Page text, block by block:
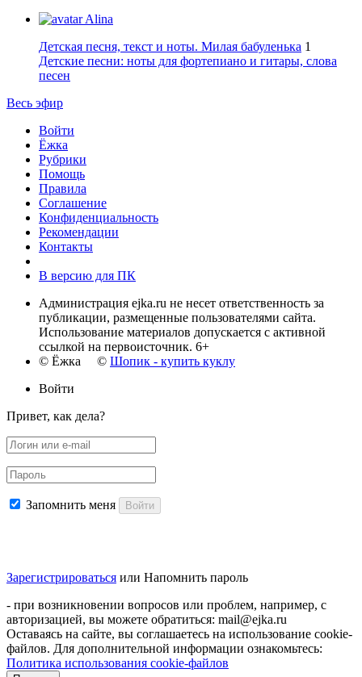
Alina
Детская песня, текст и ноты. Милая бабуленька 1
Детские песни: ноты для фортепиано и гитары, слова
песен
Весь эфир
Войти
Ёжка
Рубрики
Помощь
Правила
Соглашение
Конфиденциальность
Рекомендации
Контакты
В версию для ПК
Администрация ejka.ru не несет ответственность за
публикации, размещенные пользователями сайта.
Использование материалов допускается с активной
ссылкой на первоисточник. 6+
© Ёжка © Шопик - купить куклу
Войти
Привет, как дела?
Запомнить меня Войти
Зарегистрироваться или Напомнить пароль
- при возникновении вопросов или проблем, например, с
авторизацией, вы можете обратиться: mail@ejka.ru
Оставаясь на сайте, вы соглашаетесь на использование cookie-
файлов. Для дополнительной информации ознакомьтесь:
Политика использования cookie-файлов